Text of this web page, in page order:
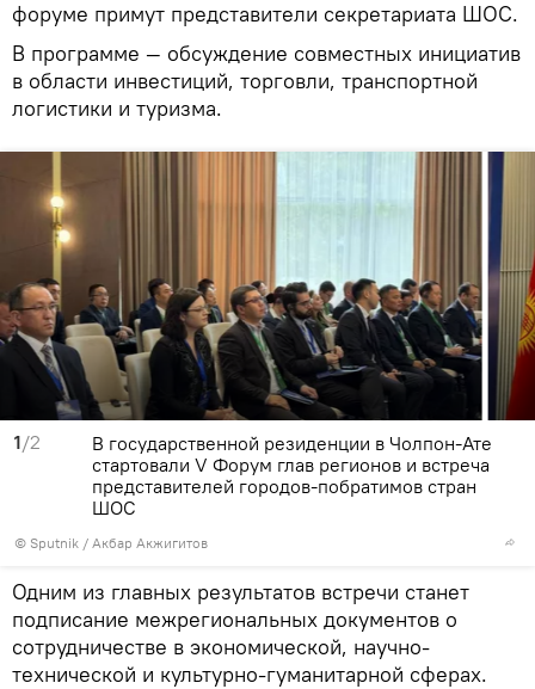
форуме примут представители секретариата ШОС.
В программе — обсуждение совместных инициатив
в области инвестиций, торговли, транспортной
логистики и туризма.
1/2
© Sputnik / Акбар Акжигитов
В государственной резиденции в Чолпон-Ате
стартовали V Форум глав регионов и встреча
представителей городов-побратимов стран
ШОС
Одним из главных результатов встречи станет
подписание межрегиональных документов о
сотрудничестве в экономической, научно-
технической и культурно-гуманитарной сферах.